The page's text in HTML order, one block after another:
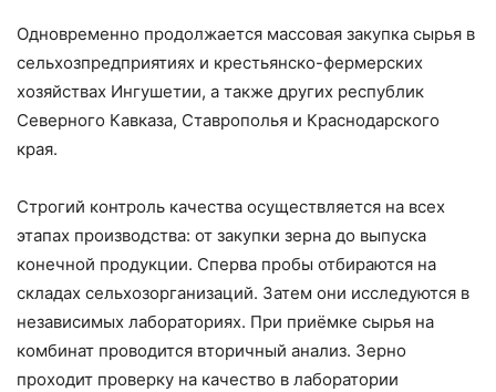
Одновременно продолжается массовая закупка сырья в
сельхозпредприятиях и крестьянско-­фермерских
хозяйствах Ингушетии, а также других респуб­лик
Северного Кавказа, Ставрополья и Краснодарского
края.
Строгий контроль качества осуществляется на всех
этапах производства: от закупки зерна до выпуска
конечной продукции. Сперва пробы отбираются на
складах сельхозорганизаций. Затем они исследуются в
независимых лабораториях. При приёмке сырья на
комбинат проводится вторичный анализ. Зерно
проходит проверку на качество в лаборатории